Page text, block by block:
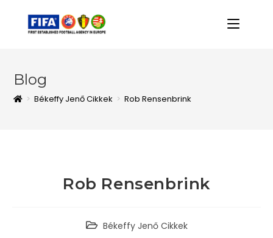
Blog
> Békeffy Jenő Cikkek > Rob Rensenbrink
Rob Rensenbrink
Békeffy Jenő Cikkek